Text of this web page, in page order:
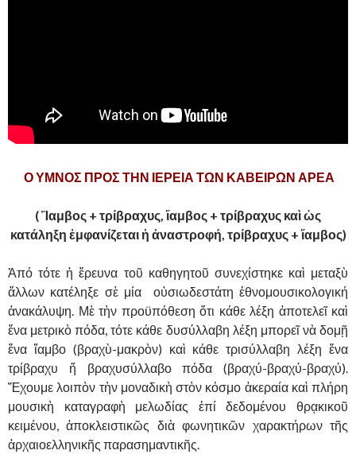
Ο ΥΜΝΟΣ ΠΡΟΣ ΤΗΝ ΙΕΡΕΙΑ ΤΩΝ ΚΑΒΕΙΡΩΝ ΑΡΕΑ
( Ἴαμβος + τρίβραχυς, ἴαμβος + τρίβραχυς καὶ ὡς
κατάληξη ἐμφανίζεται ἡ ἀναστροφή, τρίβραχυς + ἴαμβος)
Ἀπό τότε ἡ ἔρευνα τοῦ καθηγητοῦ συνεχίστηκε καὶ μεταξὺ
ἄλλων κατέληξε σὲ μία οὐσιωδεστάτη ἐθνομουσικολογική
ἀνακάλυψη. Μὲ τὴν προϋπόθεση ὅτι κάθε λέξη ἀποτελεῖ καὶ
ἕνα μετρικὸ πόδα, τότε κάθε δυσύλλαβη λέξη μπορεῖ νὰ δομῇ
ἕνα ἴαμβο (βραχὺ-μακρὸν) καὶ κάθε τρισύλλαβη λέξη ἕνα
τρίβραχυ ἤ βραχυσύλλαβο πόδα (βραχύ-βραχύ-βραχύ).
Ἔχουμε λοιπὸν τὴν μοναδικὴ στὸν κόσμο ἀκεραία καὶ πλήρη
μουσικὴ καταγραφὴ μελωδίας ἐπί δεδομένου θρᾳκικοῦ
κειμένου, ἀποκλειστικῶς διὰ φωνητικῶν χαρακτήρων τῆς
ἀρχαιοελληνικῆς παρασημαντικῆς.